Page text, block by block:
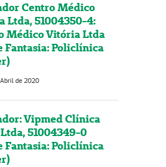
Centro Médico
Ltda, 51004350-4:
Médico Vitória Ltda
Fantasia: Policlínica
de 2020
Vipmed Clínica
51004349-0
Fantasia: Policlínica